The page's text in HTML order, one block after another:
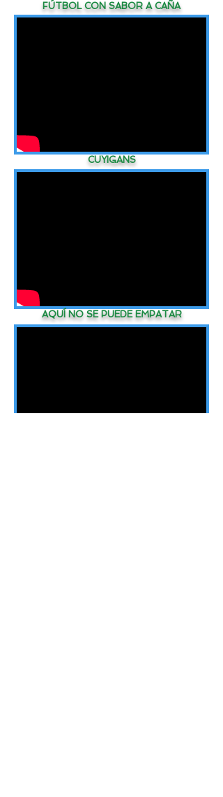
FÚTBOL CON SABOR A CAÑA
CUYIGANS
AQUÍ NO SE PUEDE EMPATAR